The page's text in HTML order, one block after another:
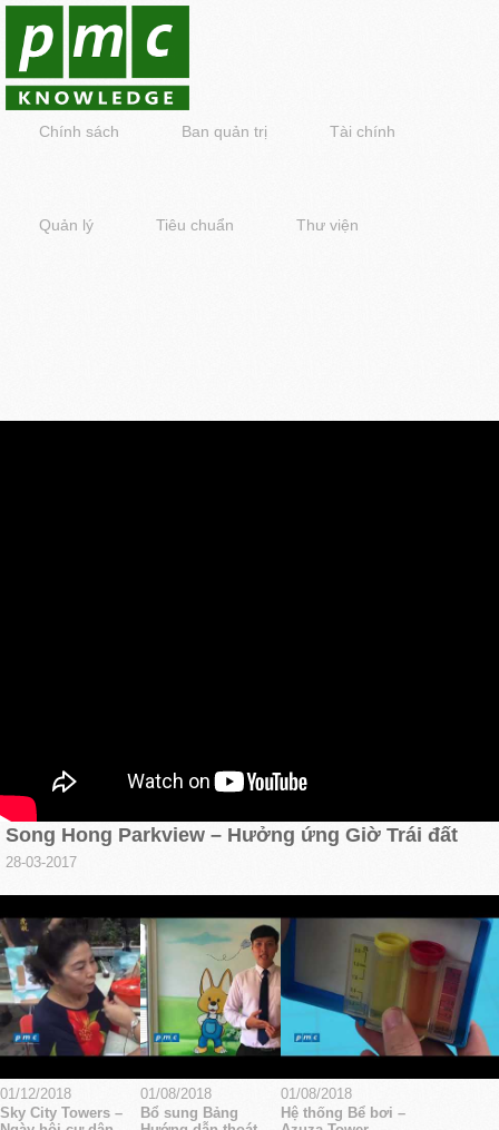
Chính sách Ban quản trị Tài chính
Quản lý Tiêu chuẩn Thư viện
Song Hong Parkview – Hưởng ứng Giờ Trái đất
28-03-2017
01/12/2018
Sky City Towers –
01/08/2018
Bổ sung Bảng
01/08/2018
Hệ thống Bể bơi –